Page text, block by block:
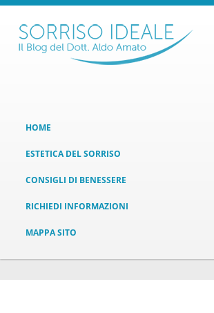
HOME
ESTETICA DEL SORRISO
CONSIGLI DI BENESSERE
RICHIEDI INFORMAZIONI
MAPPA SITO